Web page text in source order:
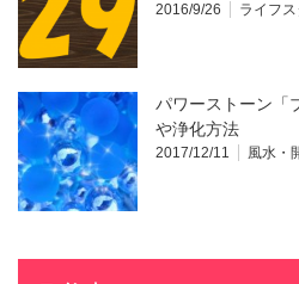
2016/9/26 ライフ
パワーストーン「
や浄化方法
2017/12/11 風水・